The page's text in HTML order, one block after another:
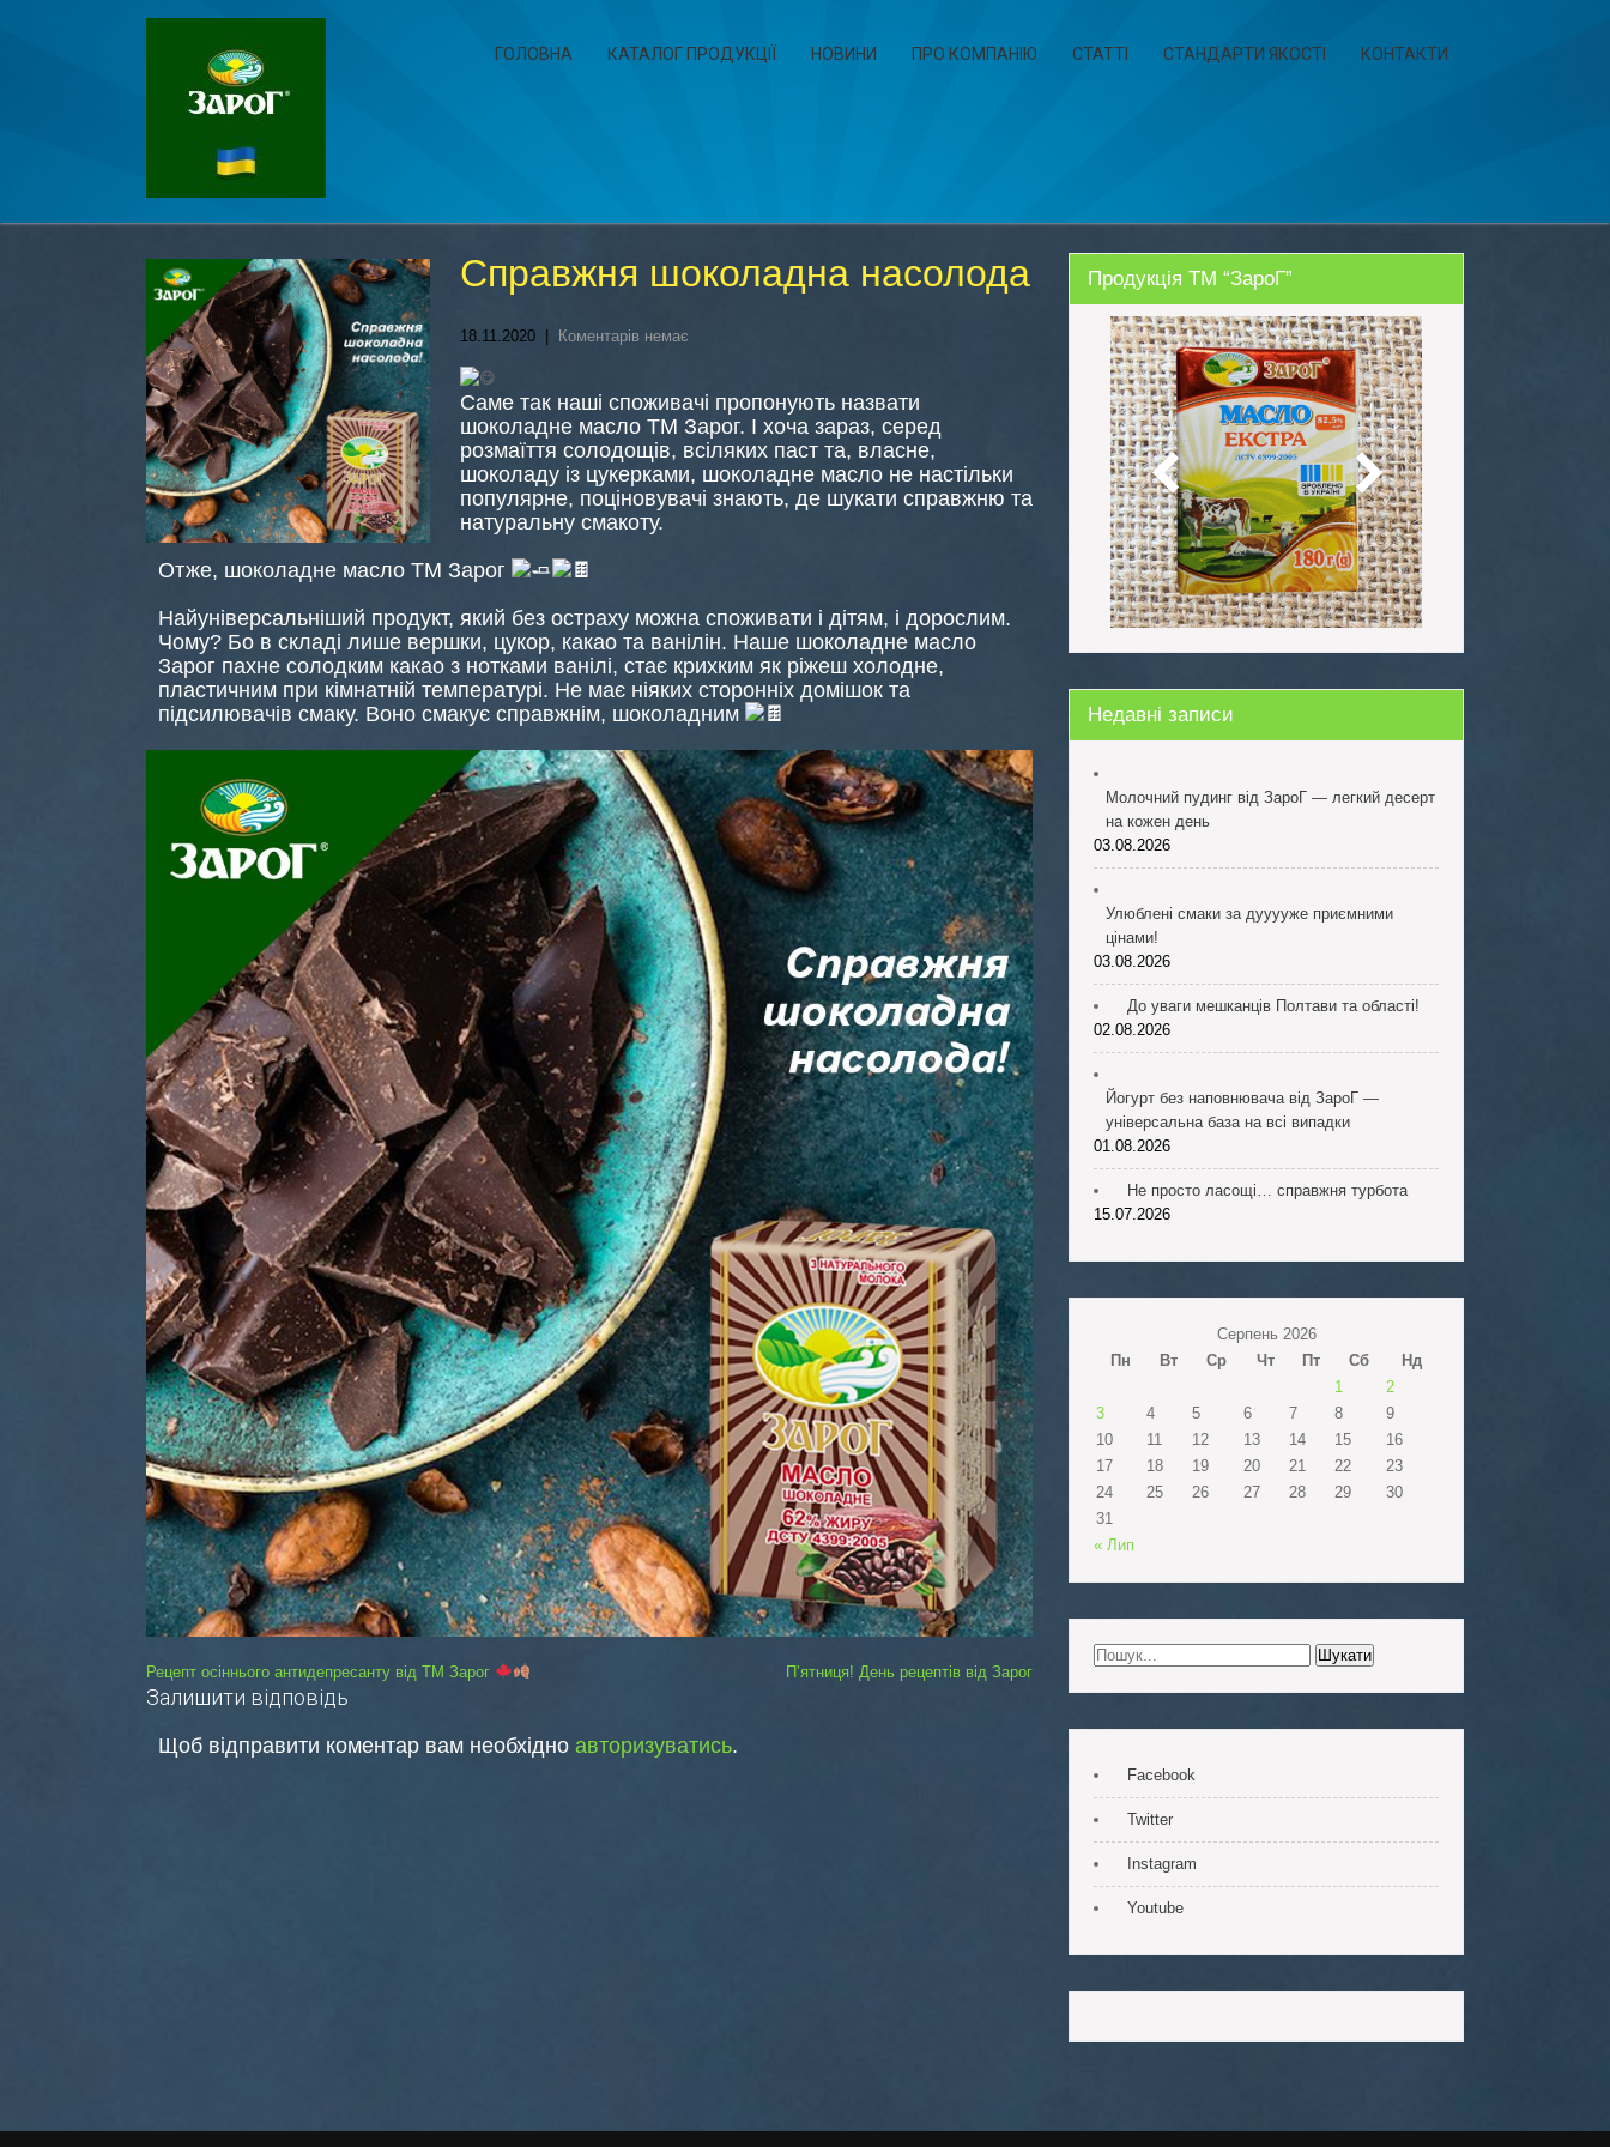
ГОЛОВНА КАТАЛОГ ПРОДУКЦІЇ НОВИНИ ПРО КОМПАНІЮ СТАТТІ СТАНДАРТИ ЯКОСТІ КОНТАКТИ
Справжня шоколадна насолода
18.11.2020 Коментарів немає
Саме так наші споживачі пропонують назвати
шоколадне масло ТМ Зарог. І хоча зараз, серед
розмаїття солодощів, всіляких паст та, власне,
шоколаду із цукерками, шоколадне масло не настільки
популярне, поціновувачі знають, де шукати справжню та
натуральну смакоту.
Отже, шоколадне масло ТМ Зарог
Найуніверсальніший продукт, який без остраху можна споживати і дітям, і дорослим.
Чому? Бо в складі лише вершки, цукор, какао та ванілін. Наше шоколадне масло
Зарог пахне солодким какао з нотками ванілі, стає крихким як ріжеш холодне,
пластичним при кімнатній температурі. Не має ніяких сторонніх домішок та
підсилювачів смаку. Воно смакує справжнім, шоколадним
Навігація
записів
Рецепт осіннього антидепресанту від ТМ Зарог П’ятниця! День рецептів від Зарог
Залишити відповідь
Щоб відправити коментар вам необхідно авторизуватись.
Продукція ТМ “ЗароГ”
Недавні записи
Молочний пудинг від ЗароГ — легкий десерт
на кожен день
03.08.2026
Улюблені смаки за дууууже приємними
цінами!
03.08.2026
До уваги мешканців Полтави та області!
02.08.2026
Йогурт без наповнювача від ЗароГ —
універсальна база на всі випадки
01.08.2026
Не просто ласощі… справжня турбота
15.07.2026
Серпень 2026
Пн
Вт Ср Чт Пт Сб
Нд
1
2
3
4 5 6 7 8
9
10
11 12 13 14 15
16
17
18 19 20 21 22
23
24
25 26 27 28 29
30
31
« Лип
Facebook
Twitter
Instagram
Youtube